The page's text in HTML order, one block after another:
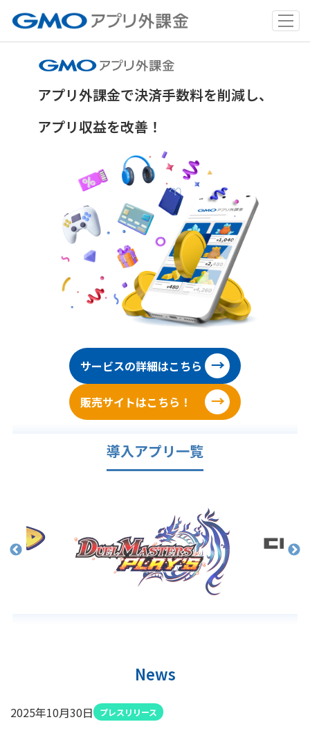
アプリ外課金で決済手数料を削減し、
アプリ収益を改善！
サービスの詳細はこちら
販売サイトはこちら！
導入アプリ一覧
News
2025年10月30日 プレスリリース